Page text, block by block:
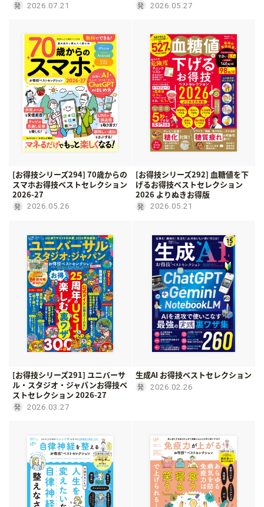
2026.07.21 2026.05.27
[お得技シリーズ294] 70歳からの
スマホお得技ベストセレクション
2026-27
2026.05.26
[お得技シリーズ292] 血糖値を下
げるお得技ベストセレクション
2026 よりぬきお得版
2026.05.21
[お得技シリーズ291] ユニバーサ
ル・スタジオ・ジャパンお得技ベ
ストセレクション 2026-27
2026.03.27
生成AI お得技ベストセレクション
2026.02.26